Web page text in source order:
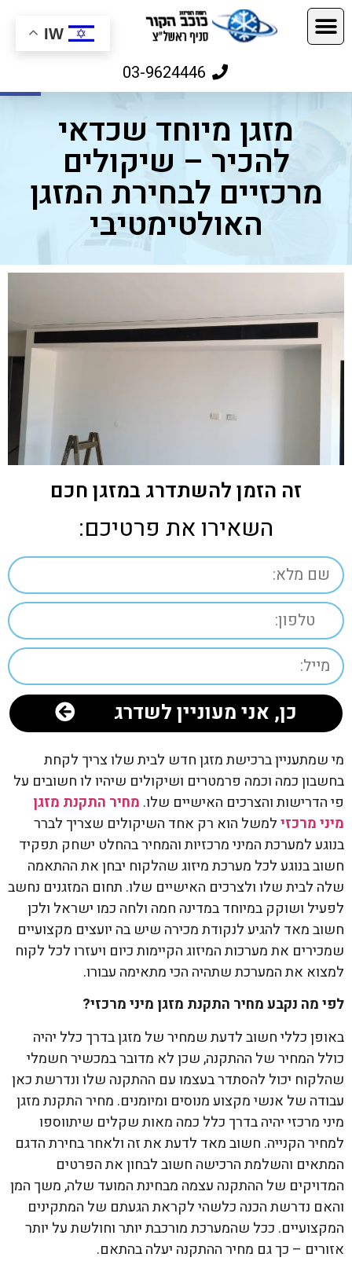
03-9624446
מזגן מיוחד שכדאי
להכיר – שיקולים
מרכזיים לבחירת המזגן
האולטימטיבי
מי שמתעניין ברכישת מזגן חדש לבית שלו צריך לקחת
בחשבון כמה וכמה פרמטרים ושיקולים שיהיו לו חשובים על
פי הדרישות והצרכים האישיים שלו. מחיר התקנת מזגן
מיני מרכזילמשל הוא רק אחד השיקולים שצריך לברר
בנוגע למערכת המיני מרכזיות והמחיר בהחלט ישחק תפקיד
חשוב בנוגע לכל מערכת מיזוג שהלקוח יבחן את ההתאמה
שלה לבית שלו ולצרכים האישיים שלו. תחום המזגנים נחשב
לפעיל ושוקק במיוחד במדינה חמה ולחה כמו ישראל ולכן
חשוב מאד להגיע לנקודת מכירה שיש בה יועצים מקצועיים
שמכירים את מערכות המיזוג הקיימות כיום ויעזרו לכל לקוח
למצוא את המערכת שתהיה הכי מתאימה עבורו.
לפי מה נקבע מחיר התקנת מזגן מיני מרכזי?
באופן כללי חשוב לדעת שמחיר של מזגן בדרך כלל יהיה
כולל המחיר של ההתקנה, שכן לא מדובר במכשיר חשמלי
שהלקוח יכול להסתדר בעצמו עם ההתקנה שלו ונדרשת כאן
עבודה של אנשי מקצוע מנוסים ומיומנים. מחיר התקנת מזגן
מיני מרכזי יהיה בדרך כלל כמה מאות שקלים שיתווספו
למחיר הקנייה. חשוב מאד לדעת את זה ולאחר בחירת הדגם
המתאים והשלמת הרכישה חשוב לבחון את הפרטים
המדויקים של ההתקנה עצמה מבחינת המועד שלה, משך המן
והאם נדרשת הכנה כלשהי לקראת הגעתם של המתקינים
המקצועיים. ככל שהמערכת מורכבת יותר וחולשת על יותר
אזורים – כך גם מחיר ההתקנה יעלה בהתאם.
זה הזמן להשתדרג במזגן חכם
השאירו את פרטיכם:
כן, אני מעוניין לשדרג
IW